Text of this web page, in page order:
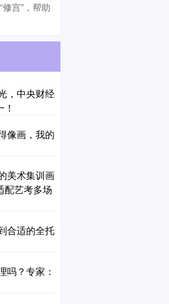
宫”，帮助
，中央财经
像画，我的
美术集训画
配艺考多场
合适的全托
吗？专家：